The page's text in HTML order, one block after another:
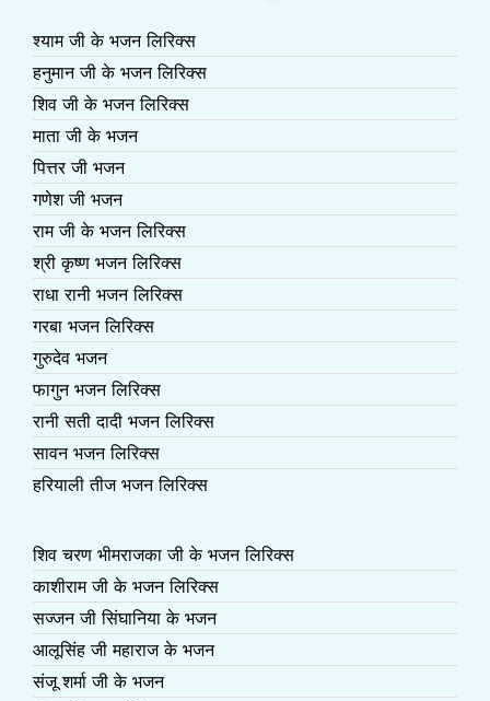
श्याम जी के भजन लिरिक्स
हनुमान जी के भजन लिरिक्स
शिव जी के भजन लिरिक्स
माता जी के भजन
पित्तर जी भजन
गणेश जी भजन
राम जी के भजन लिरिक्स
श्री कृष्ण भजन लिरिक्स
राधा रानी भजन लिरिक्स
गरबा भजन लिरिक्स
गुरुदेव भजन
फागुन भजन लिरिक्स
रानी सती दादी भजन लिरिक्स
सावन भजन लिरिक्स
हरियाली तीज भजन लिरिक्स
शिव चरण भीमराजका जी के भजन लिरिक्स
काशीराम जी के भजन लिरिक्स
सज्जन जी सिंघानिया के भजन
आलूसिंह जी महाराज के भजन
संजू शर्मा जी के भजन